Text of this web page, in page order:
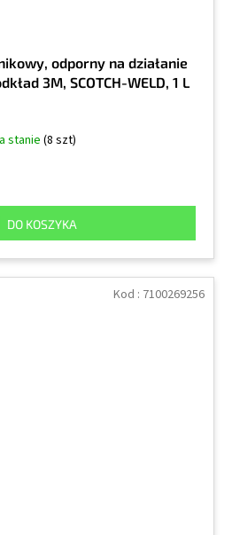
odporny na działanie
3M, SCOTCH-WELD, 1 L
stanie(8 szt)
DO KOSZYKA
Kod : 7100269256